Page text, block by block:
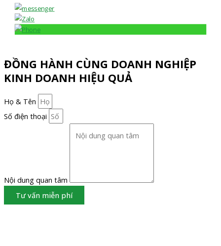
ĐỒNG HÀNH CÙNG DOANH NGHIỆP
KINH DOANH HIỆU QUẢ
Họ & Tên
Số điện thoại
Nội dung quan tâm
Tư vấn miễn phí